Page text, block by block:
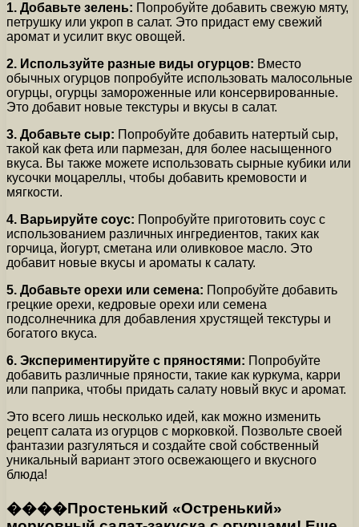
1. Добавьте зелень: Попробуйте добавить свежую мяту,
петрушку или укроп в салат. Это придаст ему свежий
аромат и усилит вкус овощей.
2. Используйте разные виды огурцов: Вместо
обычных огурцов попробуйте использовать малосольные
огурцы, огурцы замороженные или консервированные.
Это добавит новые текстуры и вкусы в салат.
3. Добавьте сыр: Попробуйте добавить натертый сыр,
такой как фета или пармезан, для более насыщенного
вкуса. Вы также можете использовать сырные кубики или
кусочки моцареллы, чтобы добавить кремовости и
мягкости.
4. Варьируйте соус: Попробуйте приготовить соус с
использованием различных ингредиентов, таких как
горчица, йогурт, сметана или оливковое масло. Это
добавит новые вкусы и ароматы к салату.
5. Добавьте орехи или семена: Попробуйте добавить
грецкие орехи, кедровые орехи или семена
подсолнечника для добавления хрустящей текстуры и
богатого вкуса.
6. Экспериментируйте с пряностями: Попробуйте
добавить различные пряности, такие как куркума, карри
или паприка, чтобы придать салату новый вкус и аромат.
Это всего лишь несколько идей, как можно изменить
рецепт салата из огурцов с морковкой. Позвольте своей
фантазии разгуляться и создайте свой собственный
уникальный вариант этого освежающего и вкусного
блюда!
����Простенький «Остренький»